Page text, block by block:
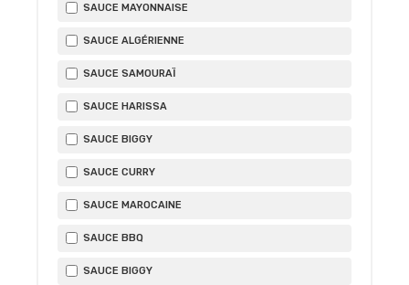
SAUCE MAYONNAISE
SAUCE ALGÉRIENNE
SAUCE SAMOURAÏ
SAUCE HARISSA
SAUCE BIGGY
SAUCE CURRY
SAUCE MAROCAINE
SAUCE BBQ
SAUCE BIGGY